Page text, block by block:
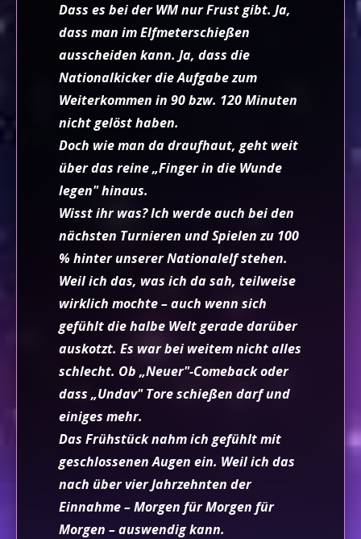
Dass es bei der WM nur Frust gibt. Ja,
dass man im Elfmeterschießen
ausscheiden kann. Ja, dass die
Nationalkicker die Aufgabe zum
Weiterkommen in 90 bzw. 120 Minuten
nicht gelöst haben.
Doch wie man da draufhaut, geht weit
über das reine „Finger in die Wunde
legen" hinaus.
Wisst ihr was? Ich werde auch bei den
nächsten Turnieren und Spielen zu 100
% hinter unserer Nationalelf stehen.
Weil ich das, was ich da sah, teilweise
wirklich mochte – auch wenn sich
gefühlt die halbe Welt gerade darüber
auskotzt. Es war bei weitem nicht alles
schlecht. Ob „Neuer"-Comeback oder
dass „Undav" Tore schießen darf und
einiges mehr.
Das Frühstück nahm ich gefühlt mit
geschlossenen Augen ein. Weil ich das
nach über vier Jahrzehnten der
Einnahme – Morgen für Morgen für
Morgen – auswendig kann.